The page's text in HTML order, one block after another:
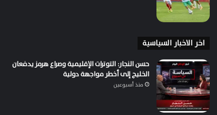
اخر الاخبار السياسية
حسن النجار: التوترات الإقليمية وصراع هرمز يدفعان
الخليج إلى أخطر مواجهة دولية
منذ أسبوعين